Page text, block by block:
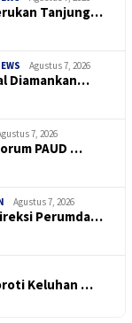
Tanjung…
Agustus 7, 2026
Diamankan…
7, 2026
PAUD …
Agustus 7, 2026
Perumda…
Keluhan …